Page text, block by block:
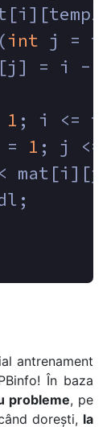
int j =
= i -
1 ; i <=
1 ; j <=
antrenament
În baza
probleme, pe
dorești, la